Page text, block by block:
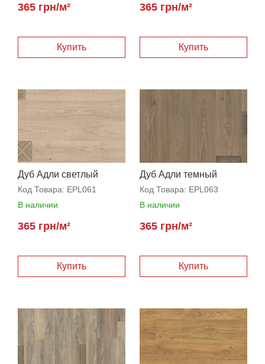
365 грн/м² 365 грн/м²
Дуб Адли светлый
Код Товара: EPL061
В наличии
365 грн/м²
Дуб Адли темный
Код Товара: EPL063
В наличии
365 грн/м²